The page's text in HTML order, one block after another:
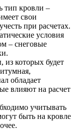
тип кровли –
свои
при расчетах.
условия
– снеговые
из которых будет
обладает
влияют на расчет
учитывать
быть на кровле